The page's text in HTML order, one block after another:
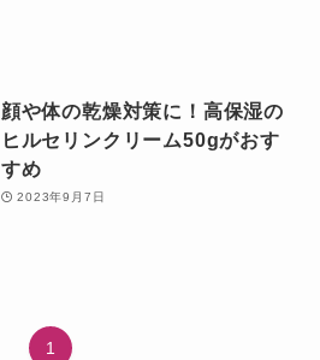
顔や体の乾燥対策に！高保湿の
ヒルセリンクリーム50gがおす
すめ
2023年9月7日
1